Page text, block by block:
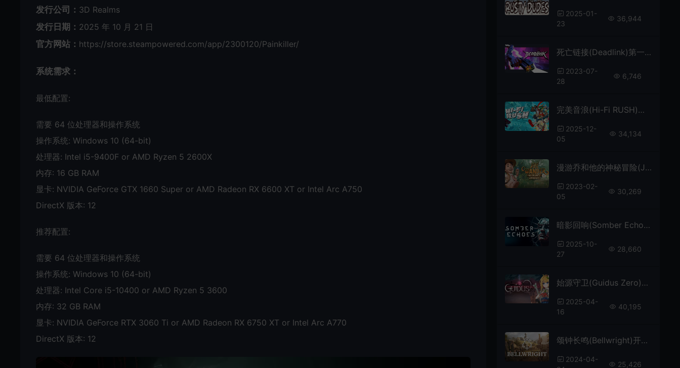
发行公司： 3D Realms
发行日期： 2025 年 10 月 21 日
官方网站： https://store.steampowered.com/app/2300120/Painkiller/
系统需求：
最低配置:
需要 64 位处理器和操作系统
操作系统: Windows 10 (64-bit)
处理器: Intel i5-9400F or AMD Ryzen 5 2600X
内存: 16 GB RAM
显卡: NVIDIA GeForce GTX 1660 Super or AMD Radeon RX 6600 XT or Intel Arc A750
DirectX 版本: 12
推荐配置:
需要 64 位处理器和操作系统
操作系统: Windows 10 (64-bit)
处理器: Intel Core i5-10400 or AMD Ryzen 5 3600
内存: 32 GB RAM
显卡: NVIDIA GeForce RTX 3060 Ti or AMD Radeon RX 6750 XT or Intel Arc A770
DirectX 版本: 12
2025-01-
23
36,944
死亡链接(Deadlink)第一人称赛博朋克射击游戏|下载
2023-07-
28
6,746
完美音浪(Hi-Fi RUSH)音乐节拍动作游戏|下载
2025-12-
05
34,134
漫游乔和他的神秘冒险(Joe Wander and the Enigmatic Adventures)简中|PC|AVG|烧脑冒险解谜游戏
2023-02-
05
30,269
暗影回响(Somber Echoes)类银河战士恶魔城游戏|下载
2025-10-
27
28,660
始源守卫(Guidus Zero)实时格子动作肉鸽游戏|下载
2025-04-
16
40,195
颂钟长鸣(Bellwright)开放世界生存动作RPG游戏|下载
2024-04-
25,426